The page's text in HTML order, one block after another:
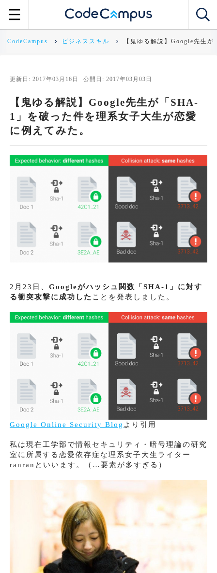
CodeCampus ビジネススキル 【鬼ゆる解説】Google先生
更新日: 2017年03月16日 公開日: 2017年03月03日
【鬼ゆる解説】Google先生が「SHA-
1」を破った件を理系女子大生が恋愛
に例えてみた。
2月23日、 Googleがハッシュ関数「SHA-1」に対す
る衝突攻撃に成功した ことを発表しました。
Google Online Security Blog より引用
私は現在工学部で情報セキュリティ・暗号理論の研究
室に所属する恋愛依存症な理系女子大生ライター
ranranといいます。（…要素が多すぎる）